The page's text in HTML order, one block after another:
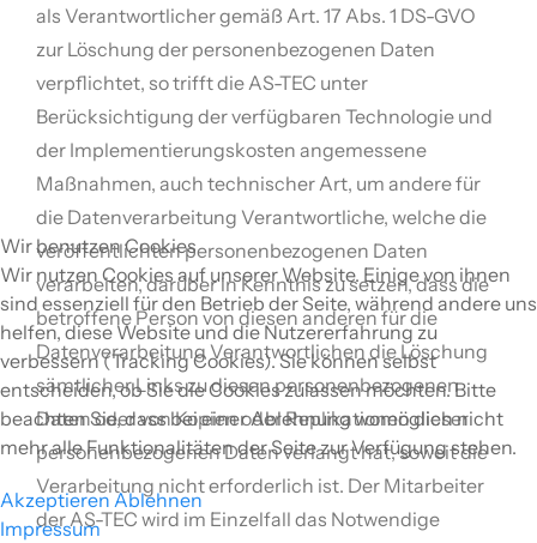
als Verantwortlicher gemäß Art. 17 Abs. 1 DS-GVO
zur Löschung der personenbezogenen Daten
verpflichtet, so trifft die AS-TEC unter
Berücksichtigung der verfügbaren Technologie und
der Implementierungskosten angemessene
Maßnahmen, auch technischer Art, um andere für
die Datenverarbeitung Verantwortliche, welche die
veröffentlichten personenbezogenen Daten
verarbeiten, darüber in Kenntnis zu setzen, dass die
betroffene Person von diesen anderen für die
Datenverarbeitung Verantwortlichen die Löschung
sämtlicher Links zu diesen personenbezogenen
Daten oder von Kopien oder Replikationen dieser
personenbezogenen Daten verlangt hat, soweit die
Verarbeitung nicht erforderlich ist. Der Mitarbeiter
der AS-TEC wird im Einzelfall das Notwendige
Wir benutzen Cookies
Wir nutzen Cookies auf unserer Website. Einige von ihnen
sind essenziell für den Betrieb der Seite, während andere uns
helfen, diese Website und die Nutzererfahrung zu
verbessern (Tracking Cookies). Sie können selbst
entscheiden, ob Sie die Cookies zulassen möchten. Bitte
beachten Sie, dass bei einer Ablehnung womöglich nicht
mehr alle Funktionalitäten der Seite zur Verfügung stehen.
AkzeptierenAblehnen
Impressum